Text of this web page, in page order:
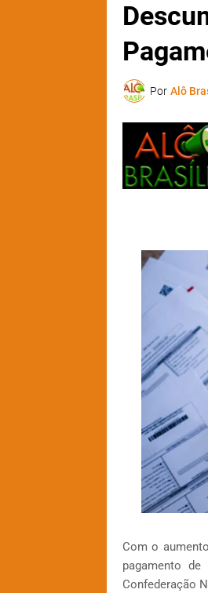
Por Alô
Com o
pagamento
Confederação